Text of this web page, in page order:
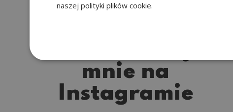
mnie na
Instagramie
naszej polityki plików cookie.